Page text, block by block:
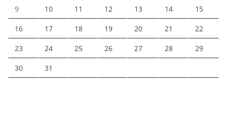
9 10 11 12 13 14 15
16 17 18 19 20 21 22
23 24 25 26 27 28 29
30 31